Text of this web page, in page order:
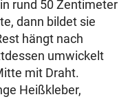
rund 50 Zentimeter
dann bildet sie
hängt nach
umwickelt
mit Draht.
Heißkleber,